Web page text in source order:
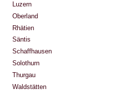
Luzern
Oberland
Rhätien
Säntis
Schaffhausen
Solothurn
Thurgau
Waldstätten